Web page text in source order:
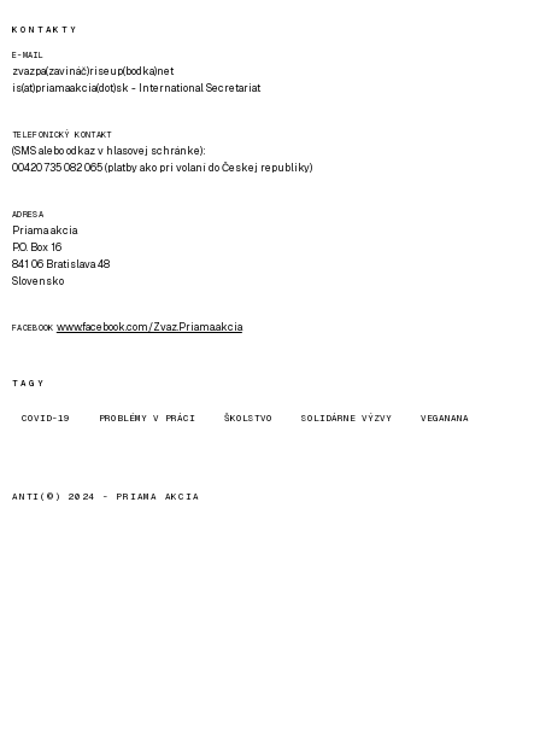
KONTAKTY
E-MAIL
zvazpa(zavináč)riseup(bodka)net
is(at)priamaakcia(dot)sk - International Secretariat
TELEFONICKÝ KONTAKT
(SMS alebo odkaz v hlasovej schránke):
00420 735 082 065 (platby ako pri volaní do Českej republiky)
ADRESA
Priama akcia
P.O. Box 16
841 06 Bratislava 48
Slovensko
FACEBOOK www.facebook.com/Zvaz.Priama.akcia
TAGY
COVID-19 PROBLÉMY V PRÁCI ŠKOLSTVO SOLIDÁRNE VÝZVY VEGANANA
ANTI(©) 2024 - PRIAMA AKCIA